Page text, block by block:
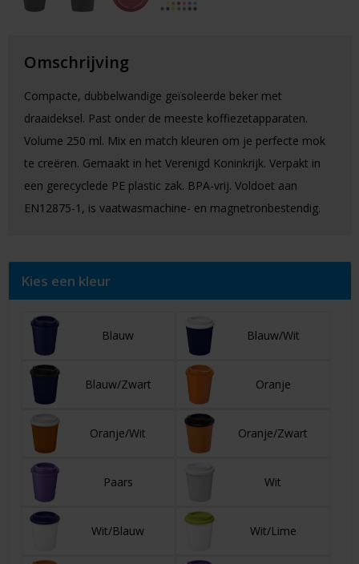
Omschrijving
Compacte, dubbelwandige geïsoleerde beker met
draaideksel. Past onder de meeste koffiezetapparaten.
Volume 250 ml. Mix en match kleuren om je perfecte mok
te creëren. Gemaakt in het Verenigd Koninkrijk. Verpakt in
een gerecyclede PE plastic zak. BPA-vrij. Voldoet aan
EN12875-1, is vaatwasmachine- en magnetronbestendig.
Kies een kleur
Blauw Blauw/Wit
Blauw/Zwart Oranje
Oranje/Wit Oranje/Zwart
Paars Wit
Wit/Blauw Wit/Lime